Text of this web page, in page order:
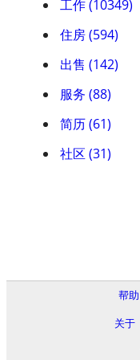
工作 (10349)
住房 (594)
出售 (142)
服务 (88)
简历 (61)
社区 (31)
帮助
关于